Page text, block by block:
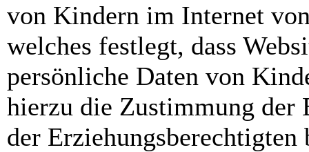
von Kindern im Internet
welches festlegt, dass
persönliche Daten von
hierzu die Zustimmung der
der